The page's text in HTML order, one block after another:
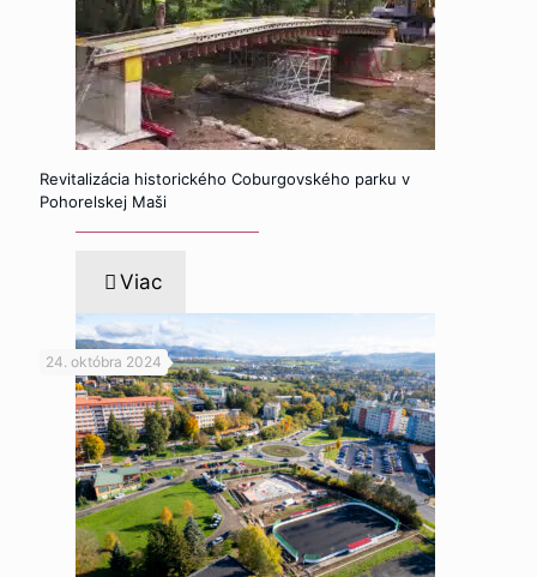
Revitalizácia historického Coburgovského parku v
Pohorelskej Maši
Viac
24. októbra 2024